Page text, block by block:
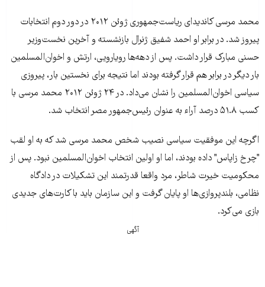
محمد مرسی کاندیدای ریاست‌جمهوری ژوئن ۲۰۱۲ در دور دوم انتخابات
پیروز شد. در برابر او احمد شفیق ژنرال بازنشسته و آخرین نخست‌وزیر
حسنی مبارک قرار داشت. پس از دهه‌ها رویارویی، ارتش و اخوان‌المسلمین
بار دیگر در برابر هم قرار گرفته بودند اما نتیجه برای نخستین بار، پیروزی
سیاسی اخوان‌المسلمین را نشان می‌داد. در ۲۴ ژوئن ۲۰۱۲ محمد مرسی با
کسب ۵۱.۸ درصد آراء به عنوان رئیس‌جمهور مصر انتخاب شد.
اگرچه این موفقیت سیاسی نصیب شخص محمد مرسی شد که به او لقب
"چرخ زاپاس" داده بودند، اما او اولین انتخاب اخوان‌المسلمین نبود. پس از
محکومیت خیرت شاطر، مرد واقعا قدرتمند این تشکیلات در دادگاه
نظامی، بلندپروازی‌ها او پایان گرفت و این سازمان باید با کارت‌های جدیدی
بازی می‌کرد.
آگهی